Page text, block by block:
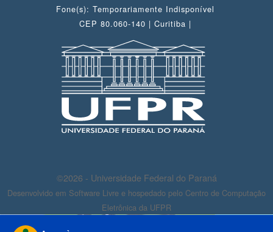
Fone(s): Temporariamente Indisponível
CEP 80.060-140 | Curitiba |
©2026 - Universidade Federal do Paraná
Desenvolvido em Software Livre e hospedado pelo Centro de Computação
Eletrônica da UFPR